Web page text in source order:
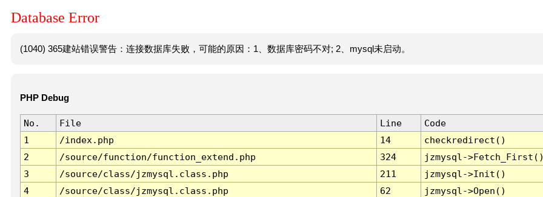
Database Error
(1040) 365建站错误警告：连接数据库失败，可能的原因：1、数据库密码不对; 2、mysql未启动。
PHP Debug
No. File Line
Code
1
/index.php 14
checkredirect()
2
/source/function/function_extend.php 324
jzmysql-
3
/source/class/jzmysql.class.php 211
jzmysql->Init()
4
/source/class/jzmysql.class.php 62
jzmysql->Open()